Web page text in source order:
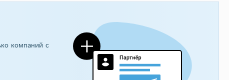
компаний с